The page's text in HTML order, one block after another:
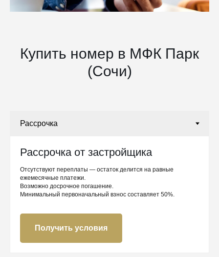
Купить номер в МФК Парк
(Сочи)
Рассрочка от застройщика
Отсутствуют переплаты — остаток делится на равные
ежемесячные платежи.
Возможно досрочное погашение.
Минимальный первоначальный взнос составляет 50%.
Получить условия